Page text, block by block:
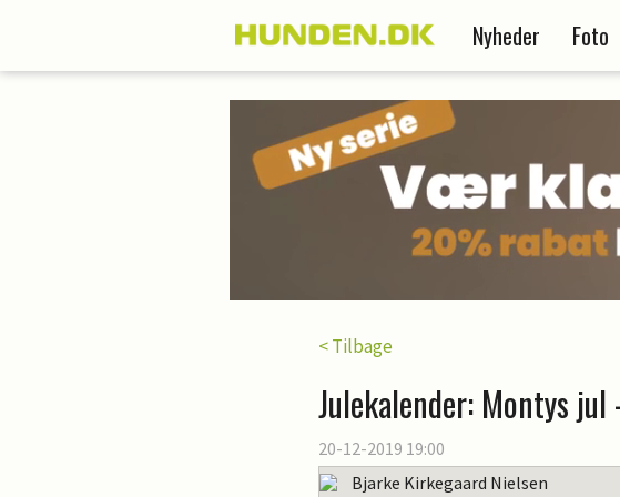
Nyheder Foto
< Tilbage
Julekalender: Montys
20-12-2019 19:00
Bjarke Kirkegaard Nielsen